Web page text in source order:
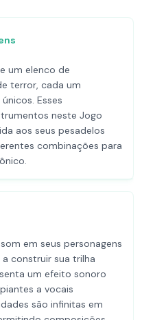
um elenco de
terror, cada um
Esses
neste Jogo
aos seus pesadelos
combinações para
em seus personagens
construir sua trilha
um efeito sonoro
a vocais
são infinitas em